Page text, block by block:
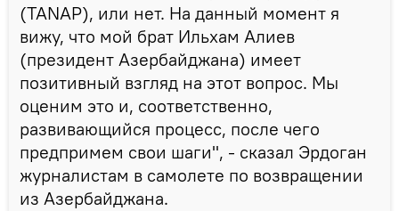
(TANAP), или нет. На данный момент я
вижу, что мой брат Ильхам Алиев
(президент Азербайджана) имеет
позитивный взгляд на этот вопрос. Мы
оценим это и, соответственно,
развивающийся процесс, после чего
предпримем свои шаги", - сказал Эрдоган
журналистам в самолете по возвращении
из Азербайджана.